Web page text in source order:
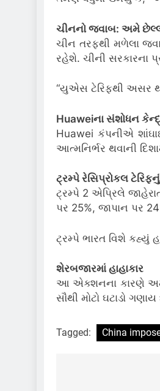
ચીનનો જવાબ: અમે
ચીન તરફથી મળેલા
રહેશે. ચીની સરકારના
“યુએસ ટેરિફથી અસર
Huaweiના સંશોધન
Huawei કંપનીએ
આત્મનિર્ભર થવાની
ટ્રમ્પે રેસિપ્રોકલ
ટ્રમ્પે 2 એપ્રિલે
પર 25%, જાપાન પર
ટ્રમ્પે ભારત વિશે કહ્યું
શેરબજારમાં હાહાકાર
આ એક્શનના કારણે
સૌથી મોટો ઘટાડો
Tagged: China